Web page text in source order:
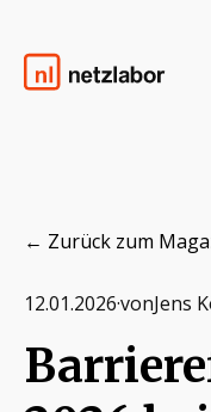
← Zurück zum
12.01.2026·vonJens